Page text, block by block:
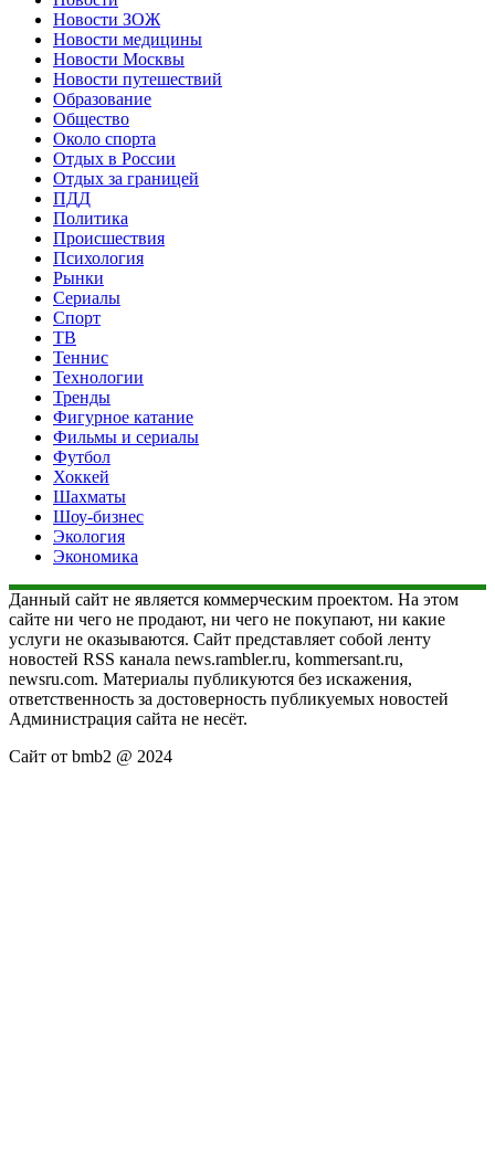
Новости ЗОЖ
Новости медицины
Новости Москвы
Новости путешествий
Образование
Общество
Около спорта
Отдых в России
Отдых за границей
ПДД
Политика
Происшествия
Психология
Рынки
Сериалы
Спорт
ТВ
Теннис
Технологии
Тренды
Фигурное катание
Фильмы и сериалы
Футбол
Хоккей
Шахматы
Шоу-бизнес
Экология
Экономика
Данный сайт не является коммерческим проектом. На этом
сайте ни чего не продают, ни чего не покупают, ни какие
услуги не оказываются. Сайт представляет собой ленту
новостей RSS канала news.rambler.ru, kommersant.ru,
newsru.com. Материалы публикуются без искажения,
ответственность за достоверность публикуемых новостей
Администрация сайта не несёт.
Сайт от bmb2 @ 2024